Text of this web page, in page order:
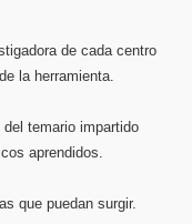
de cada centro
la herramienta.
temario impartido
aprendidos.
que puedan surgir.